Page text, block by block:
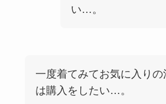
い…。
一度着てみてお気に入りの
は購入をしたい…。